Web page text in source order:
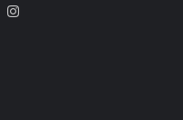
YouTube